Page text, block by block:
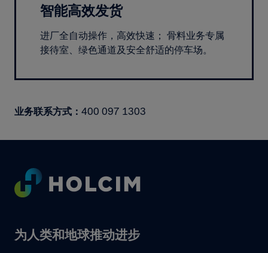
智能高效发货
进厂全自动操作，高效快速； 骨料业务专属
接待室、绿色通道及安全舒适的停车场。
业务联系方式： 400 097 1303
Footer
为人类和地球推动进步